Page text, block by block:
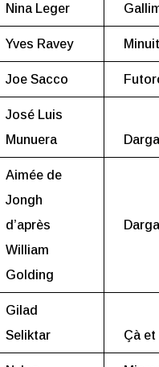
Nina Leger
Yves Ravey Minuit
Joe Sacco
José Luis
Munuera
Aimée de
Jongh
d’après
William
Golding
Gilad
Seliktar
Çà et